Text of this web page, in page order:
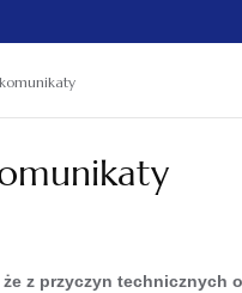
z przyczyn